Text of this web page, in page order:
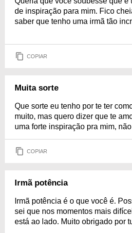
de inspiração para mim. Fico
saber que tenho uma irmã tão
COPIAR
Muita sorte
Que sorte eu tenho por te ter
muito, mas quero dizer que te
uma forte inspiração pra mim,
COPIAR
Irmã potência
Irmã potência é o que você é.
sei que nos momentos mais
está ao lado. Muito obrigado por